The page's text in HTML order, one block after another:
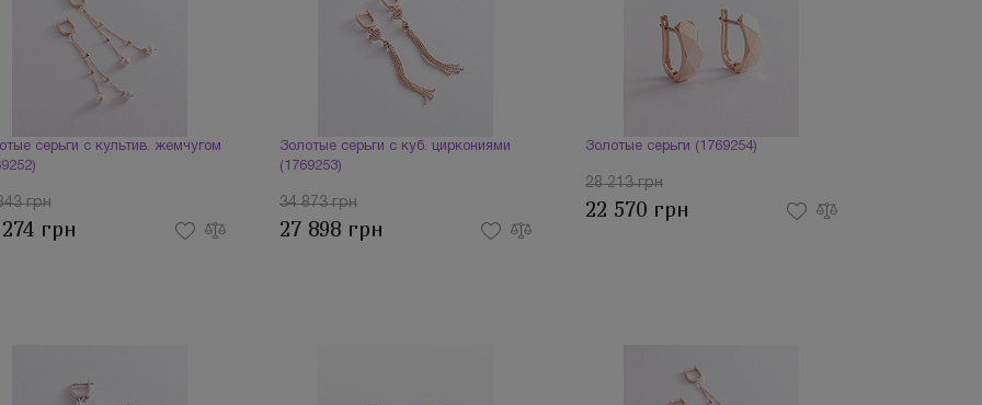
серьги с культив. жемчугом
грн
грн
Золотые серьги с куб. циркониями
(1769253)
34 873 грн
27 898 грн
Золотые серьги (1769254)
28 213 грн
22 570 грн